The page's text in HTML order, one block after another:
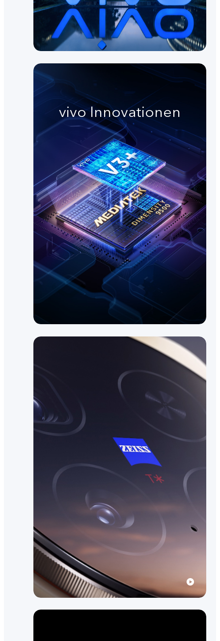
vivo Innovationen